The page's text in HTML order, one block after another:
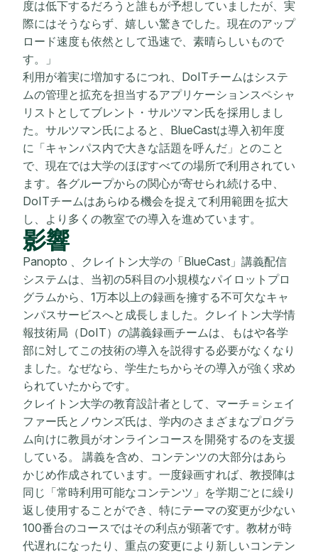
度は低下するだろうと誰もが予想していましたが、実
際にはそうならず、嬉しい驚きでした。現在のアップ
ロード速度も依然として迅速で、素晴らしいもので
す。」
利用が着実に増加するにつれ、DoITチームはシステ
ムの管理と拡充を担当するアプリケーションスペシャ
リストとしてブレント・サルツマン氏を採用しまし
た。サルツマン氏によると、BlueCastは導入初年度
に「キャンパス内で大きな話題を呼んだ」とのこと
で、現在では大学のほぼすべての場所で利用されてい
ます。各グループからの関心が寄せられ続ける中、
DoITチームはあらゆる機会を捉えて利用範囲を拡大
し、より多くの教室での導入を進めています。
影響
Panopto 、クレイトン大学の「BlueCast」講義配信
システムは、当初の5科目の小規模なパイロットプロ
グラムから、1万本以上の録画を擁する不可欠なキャ
ンパスサービスへと成長しました。クレイトン大学情
報技術局（DoIT）の講義録画チームは、もはや各学
部に対してこの技術の導入を説得する必要がなくなり
ました。なぜなら、学生たちからその導入が強く求め
られていたからです。
クレイトン大学の教育設計者として、マーチ＝シェイ
ファー氏とノウンズ氏は、学内のさまざまなプログラ
ム向けに教員がオンラインコースを開発するのを支援
している。 講義を含め、コンテンツの大部分はあら
かじめ作成されています。一度録画すれば、教授陣は
同じ「常時利用可能なコンテンツ」を学期ごとに繰り
返し使用することができ、特にテーマの変更が少ない
100番台のコースではその利点が顕著です。教材が時
代遅れになったり、重点の変更により新しいコンテン